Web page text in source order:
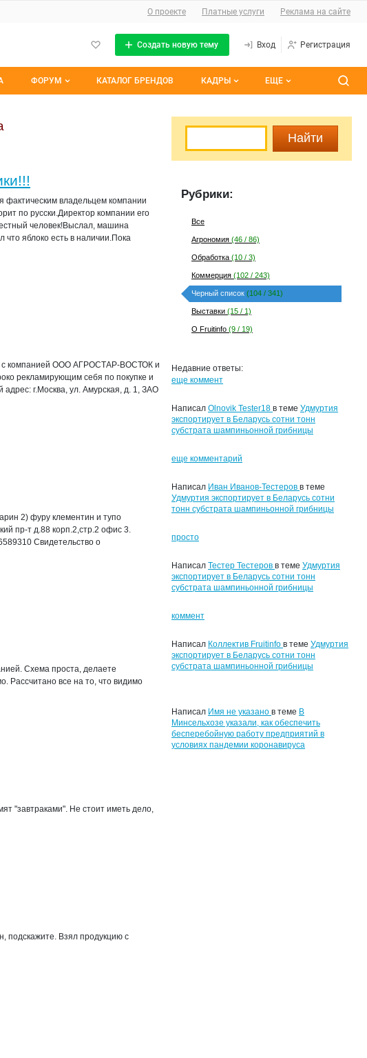
О сайте
О проекте Платные услуги Реклама на сайте
Создать новую тему Вход Регистрация
ФОРУМ КАТАЛОГ БРЕНДОВ КАДРЫ ЕЩЕ
фактическим владельцем компании
по русски.Директор компании его
человек!Выслал, машина
что яблоко есть в наличии.Пока
с компанией ООО АГРОСТАР-ВОСТОК и
рекламирующим себя по покупке и
г.Москва, ул. Амурская, д. 1, ЗАО
2) фуру клементин и тупо
пр-т д.88 корп.2,стр.2 офис 3.
Свидетельство о
Схема проста, делаете
Рассчитано все на то, что видимо
"завтраками". Не стоит иметь дело,
подскажите. Взял продукцию с
Рубрики:
Все
Агрономия (46 / 86)
Обработка (10 / 3)
Коммерция (102 / 243)
Черный список (104 / 341)
Выставки (15 / 1)
О Fruitinfo (9 / 19)
Недавние ответы:
еще коммент
Написал Olnovik Tester18 в теме Удмуртия
экспортирует в Беларусь сотни тонн
субстрата шампиньонной грибницы
еще комментарий
Написал Иван Иванов-Тестеров в теме
Удмуртия экспортирует в Беларусь сотни
тонн субстрата шампиньонной грибницы
просто
Написал Тестер Тестеров в теме Удмуртия
экспортирует в Беларусь сотни тонн
субстрата шампиньонной грибницы
коммент
Написал Коллектив Fruitinfo в теме Удмуртия
экспортирует в Беларусь сотни тонн
субстрата шампиньонной грибницы
Написал Имя не указано в теме В
Минсельхозе указали, как обеспечить
бесперебойную работу предприятий в
условиях пандемии коронавируса